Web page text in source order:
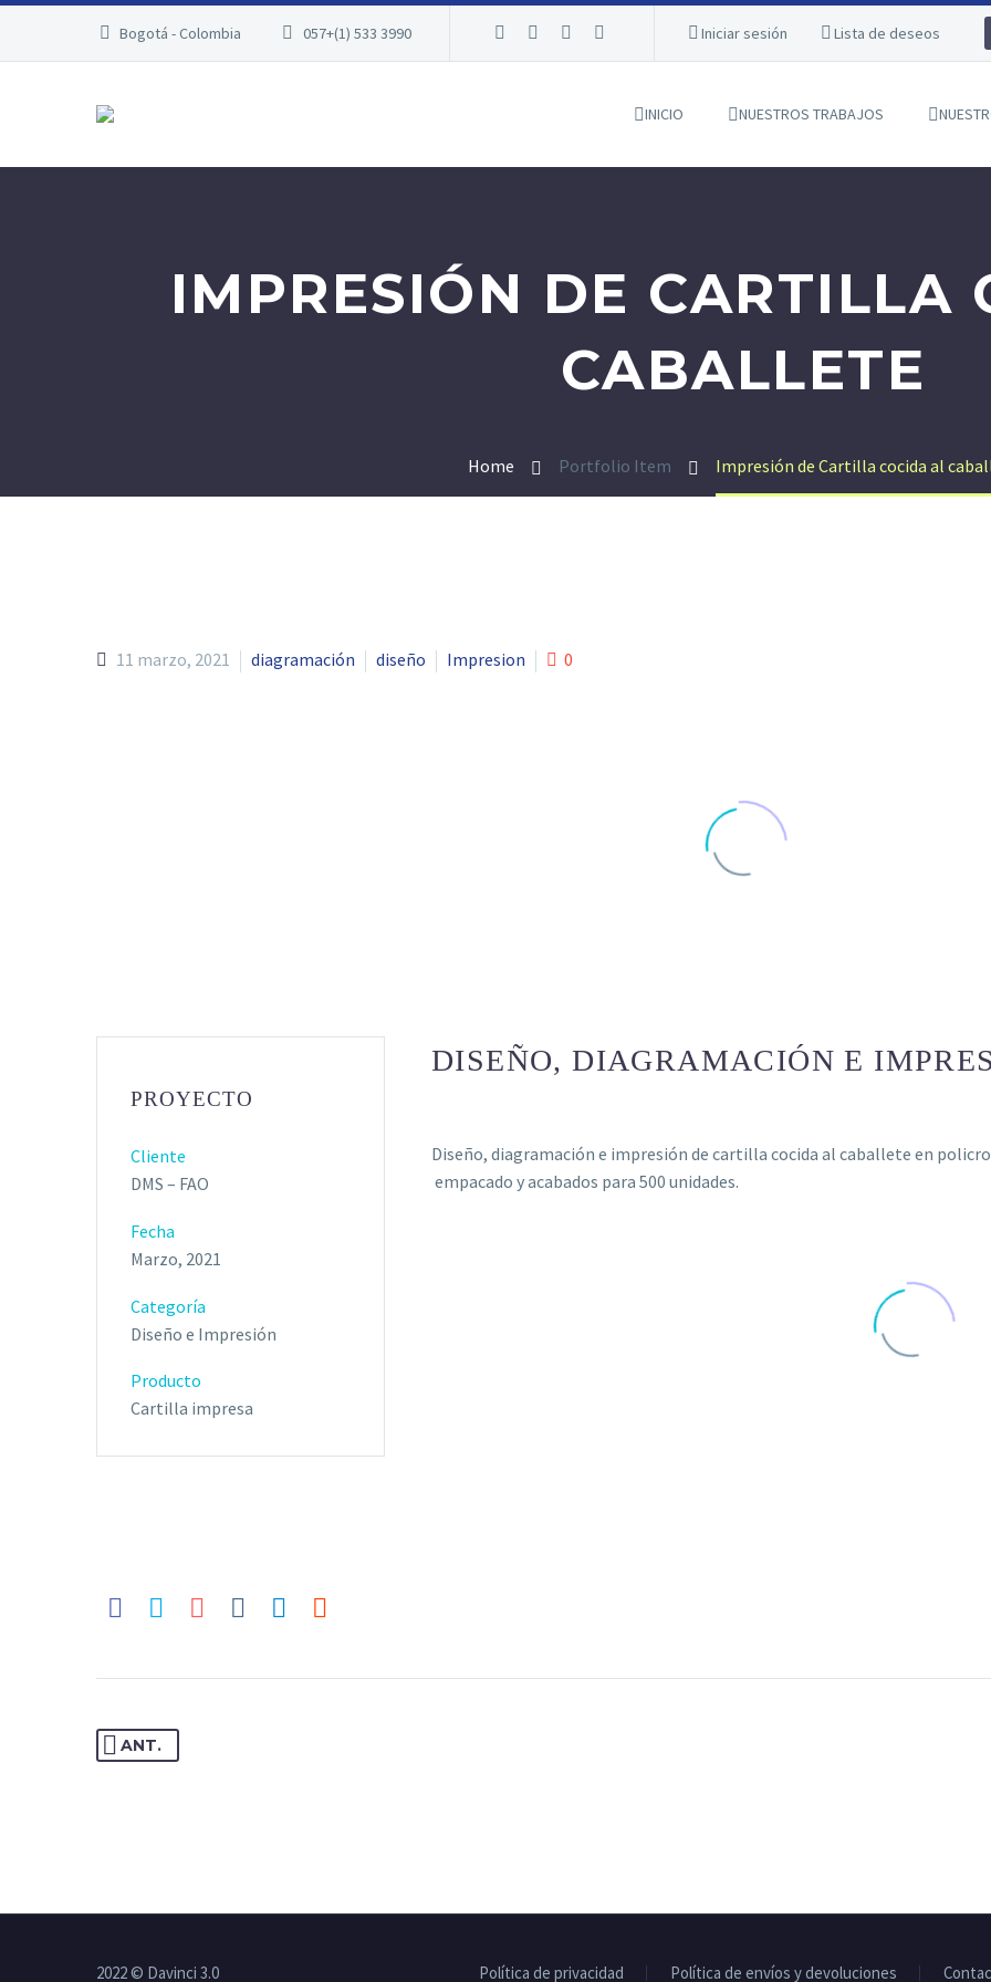
Bogotá - Colombia 057+(1) 533 3990 Iniciar sesión Lista de deseos
INICIO NUESTROS TRABAJOS
IMPRESIÓN DE CARTILLA
CABALLETE
Home Portfolio Item Impresión de Cartilla cocida al
11 marzo, 2021 diagramación diseño Impresion 0
PROYECTO
Cliente
DMS – FAO
Fecha
Marzo, 2021
Categoría
Diseño e Impresión
Producto
Cartilla impresa
DISEÑO, DIAGRAMACIÓN E
Diseño, diagramación e impresión de cartilla cocida al caballete en
empacado y acabados para 500 unidades.
ANT.
Política de privacidad Política de envíos y devoluciones
2022 © Davinci 3.0